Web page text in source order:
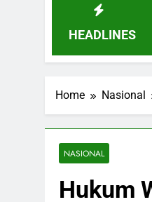
HEADLINES
di Pagar Stadion saat
Home Nasional
NASIONAL
Hukum